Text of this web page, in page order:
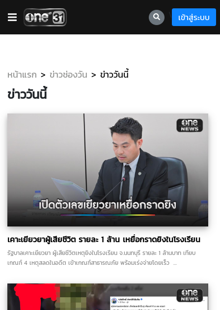
เข้าสู่ระบบ
หน้าแรก ข่าวช่องวัน ข่าววันนี้
ข่าววันนี้
เคาะเยียวยาผู้เสียชีวิต รายละ 1 ล้าน เหยื่อกราดยิงในโรงเรียน
รัฐบาลเคาะเยียวยา ผู้เสียชีวิตเหตุยิงในโรงเรียน จ.นนทบุรี รายละ 1 ล้านบาท เทียบ
เกณฑ์ 4 เหตุสลดในอดีต เข้าเกณฑ์สาธารณภัย พร้อมเร่งจ่ายโดยเร็ว …